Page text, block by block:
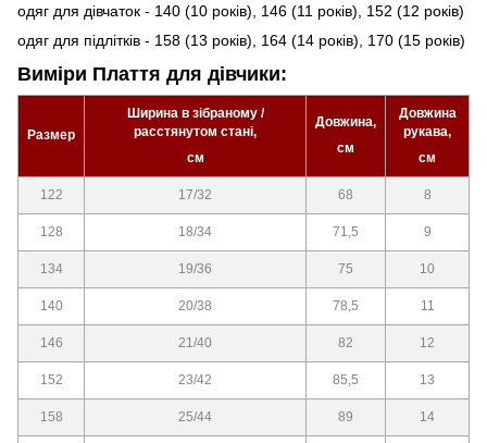
одяг для дівчаток - 140 (10 років), 146 (11 років), 152 (12 років)
одяг для підлітків - 158 (13 років), 164 (14 років), 170 (15 років)
Виміри Плаття для дівчики:
Размер
Ширина в зібраному /
расстянутом стані,
см
Довжина,
см
Довжина
рукава,
см
122 17/32 68 8
128 18/34 71,5 9
134 19/36 75 10
140 20/38 78,5 11
146 21/40 82 12
152 23/42 85,5 13
158 25/44 89 14